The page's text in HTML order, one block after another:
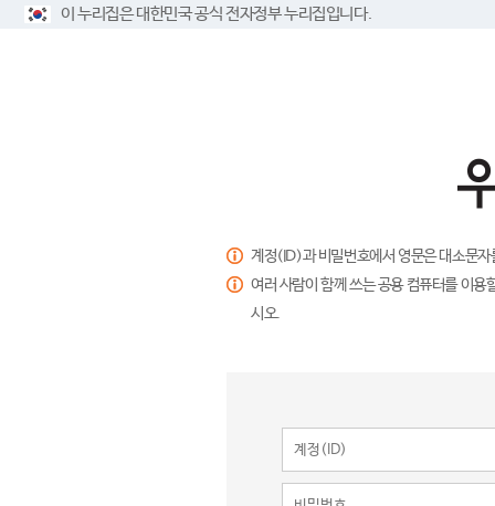
이 누리집은 대한민국 공식 전자정부 누리집입니다.
계정(ID)과 비밀번호에서 영문은 대소문
여러 사람이 함께 쓰는 공용 컴퓨터를 이
시오.